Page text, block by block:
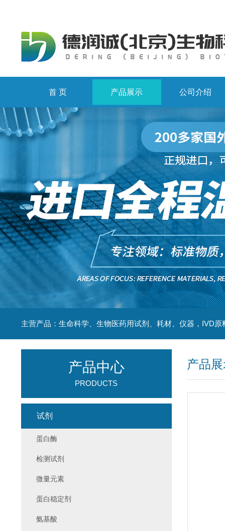
首 页 产品展示 公司介绍
主营产品：生命科学、生物医药用试剂、耗材、仪器，IVD原
产品
产品中心
PRODUCTS
试剂
蛋白酶
检测试剂
微量元素
蛋白稳定剂
氨基酸